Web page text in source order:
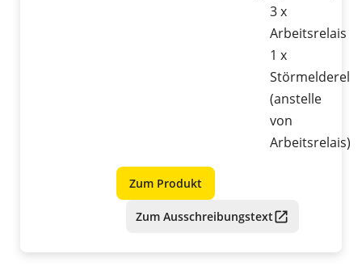
3 x
Arbeitsrelais
1 x
(anstelle
von
Arbeitsrelais)
Zum Produkt
Zum Ausschreibungstext